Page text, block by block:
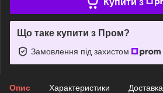
Що таке купити з Пром?
Замовлення під захистом
Опис Характеристики Доставка